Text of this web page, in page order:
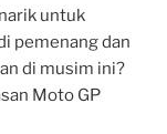
untuk
pemenang dan
di musim ini?
Moto GP